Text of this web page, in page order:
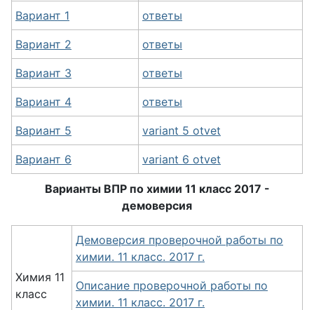
Вариант 1 ответы
Вариант 2 ответы
Вариант 3 ответы
Вариант 4 ответы
Вариант 5 variant 5 otvet
Вариант 6 variant 6 otvet
Варианты ВПР по химии 11 класс 2017 -
демоверсия
Химия 11
класс
Демоверсия проверочной работы по
химии. 11 класс. 2017 г.
Описание проверочной работы по
химии. 11 класс. 2017 г.